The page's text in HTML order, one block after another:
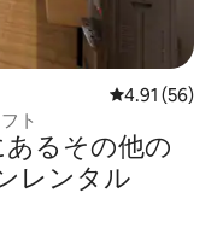
レビュー56
4.91 (56)
ト
るそ⁠の⁠他⁠の
レ⁠ン⁠タ⁠ル